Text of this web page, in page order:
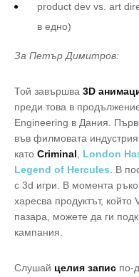
product dev vs. art
в едно)
За Петър Димитров:
Той завършва 3D
преди това в
Engineering в Дания.
във филмовата
като Criminal, London
Legend of Hercules. В
с 3d игри. В момента
харесва продуктът,
пазара, можете да ги
кампания.
Слушай целия запис по-